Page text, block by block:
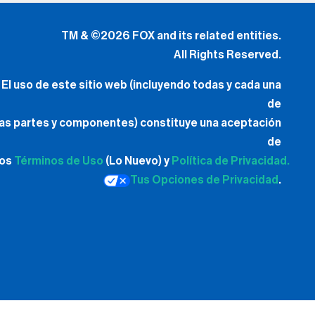
de
las partes y componentes) constituye una aceptación
Política de Privacidad.
Tus Opciones de Privacidad